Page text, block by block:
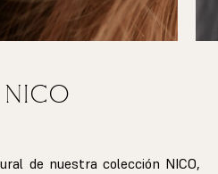
de nuestra colección NICO,